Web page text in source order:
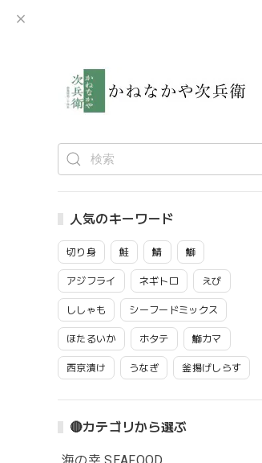
人気のキーワード
切り身 鮭 鯖 鰤
アジフライ ネギトロ えび
ししゃも シーフードミックス
ほたるいか ホタテ 鰤カマ
西京漬け うなぎ 釜揚げしらす
🔴カテゴリから選ぶ